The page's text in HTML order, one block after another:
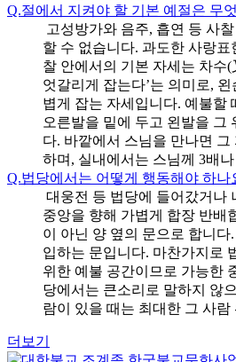
Q.절에서 지켜야 할 기본 예절은 무
고성방가와 음주, 흡연 등 사
할 수 없습니다. 과도한 사랑
찰 안에서의 기본 자세는 차수
엇갈리게 잡는다’는 의미로,
볍게 잡는 자세입니다. 예불할
오른발을 밑에 두고 왼발을 그
다. 바깥에서 스님을 만나면
하며, 실내에서는 스님께 3배
Q.법당에서는 어떻게 행동해야 하나
대웅전 등 법당에 들어갔거나
중앙을 향해 가볍게 합장 반배
이 아닌 양 옆의 문으로 합니
입하는 문입니다. 마찬가지로
위한 예불 공간이므로 가능한
당에서는 큰소리로 말하지 않
람이 있을 때는 최대한 그 사람
더보기